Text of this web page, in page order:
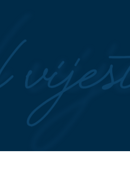
NAKON TEŠKIH DANA I NOĆI
Trebinjski vatrogasci savladali
vatrenu stihiju, ostaju u
pripravnosti